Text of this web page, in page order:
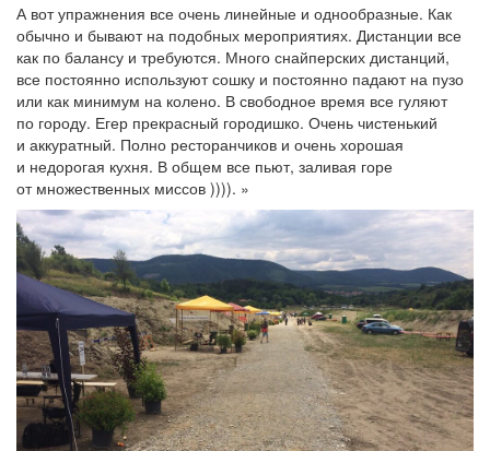
А вот упражнения все очень линейные и однообразные. Как
обычно и бывают на подобных мероприятиях. Дистанции все
как по балансу и требуются. Много снайперских дистанций,
все постоянно используют сошку и постоянно падают на пузо
или как минимум на колено. В свободное время все гуляют
по городу. Егер прекрасный городишко. Очень чистенький
и аккуратный. Полно ресторанчиков и очень хорошая
и недорогая кухня. В общем все пьют, заливая горе
от множественных миссов )))). »